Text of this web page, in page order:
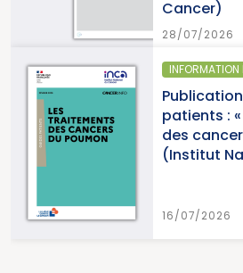
28/07/2026
INFORMATION PATIENTS
Publication d’un guide info
patients : « Les traitements
des cancers du poumon »
(Institut National du Cancer)
16/07/2026